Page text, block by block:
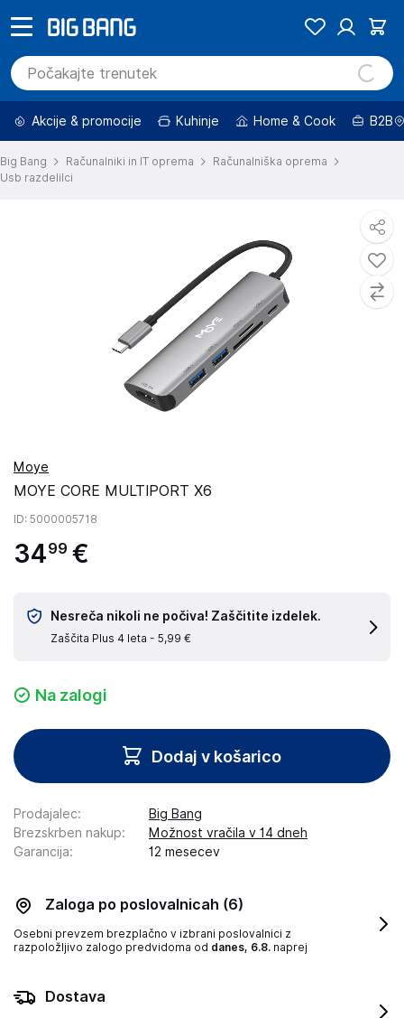
Akcije & promocije Kuhinje Home & Cook B2B
Big Bang Računalniki in IT oprema
Računalniška oprema
Usb razdelilci
Moye
MOYE CORE MULTIPORT X6
ID: 5000005718
3499 €
Nesreča nikoli ne počiva! Zaščitite izdelek.
Zaščita Plus 4 leta - 5,99 €
Na zalogi
Dodaj v košarico
Prodajalec:
Big Bang
Brezskrben nakup:
Možnost vračila v 14 dneh
Garancija: 12 mesecev
Zaloga po poslovalnicah (6)
Osebni prevzem brezplačno v izbrani poslovalnici z
razpoložljivo zalogo predvidoma od danes, 6.8. naprej
Dostava